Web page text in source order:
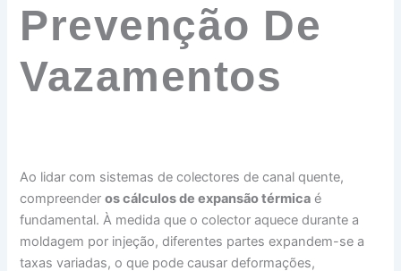
Prevenção De
Vazamentos
Ao lidar com sistemas de colectores de canal quente,
compreenderos cálculos de expansão térmica é
fundamental. À medida que o colector aquece durante a
moldagem por injeção, diferentes partes expandem-se a
taxas variadas, o que pode causar deformações,